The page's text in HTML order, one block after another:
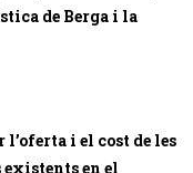
de Berga i la
i el cost de les
en el